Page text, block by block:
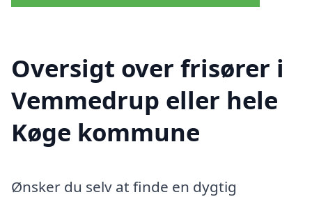
Oversigt over frisører i
Vemmedrup eller hele
Køge kommune
Ønsker du selv at finde en dygtig